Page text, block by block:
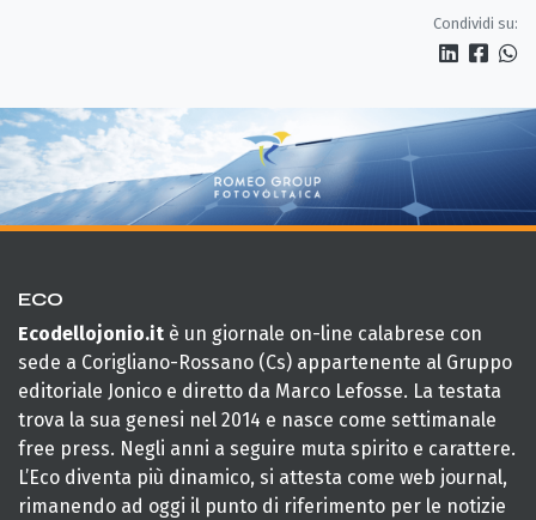
Condividi su:
ECO
Ecodellojonio.it è un giornale on-line calabrese con
sede a Corigliano-Rossano (Cs) appartenente al Gruppo
editoriale Jonico e diretto da Marco Lefosse. La testata
trova la sua genesi nel 2014 e nasce come settimanale
free press. Negli anni a seguire muta spirito e carattere.
L’Eco diventa più dinamico, si attesta come web journal,
rimanendo ad oggi il punto di riferimento per le notizie